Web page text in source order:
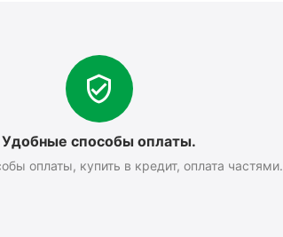
Удобные способы оплаты.
оплаты, купить в кредит, оплата частями.